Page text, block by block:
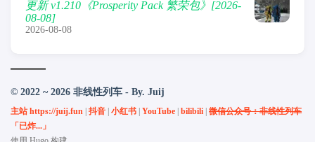
更新 v1.210《Prosperity Pack 繁荣包》[2026-
08-08]
2026-08-08
© 2022 ~ 2026 非线性列车 - By. Juij
主站 https://juij.fun 抖音 小红书 YouTube bilibili 微信公众号：非线性列车
「已炸...」